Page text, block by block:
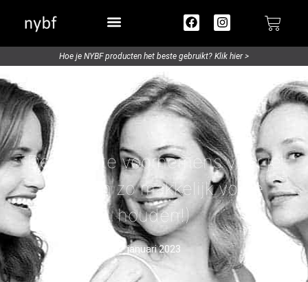
Hoe je NYBF producten het beste gebruikt? Klik hier >
De 5 beste voornemens voor je
huid (en zo makkelijk vol te
houden!)
januari 2023